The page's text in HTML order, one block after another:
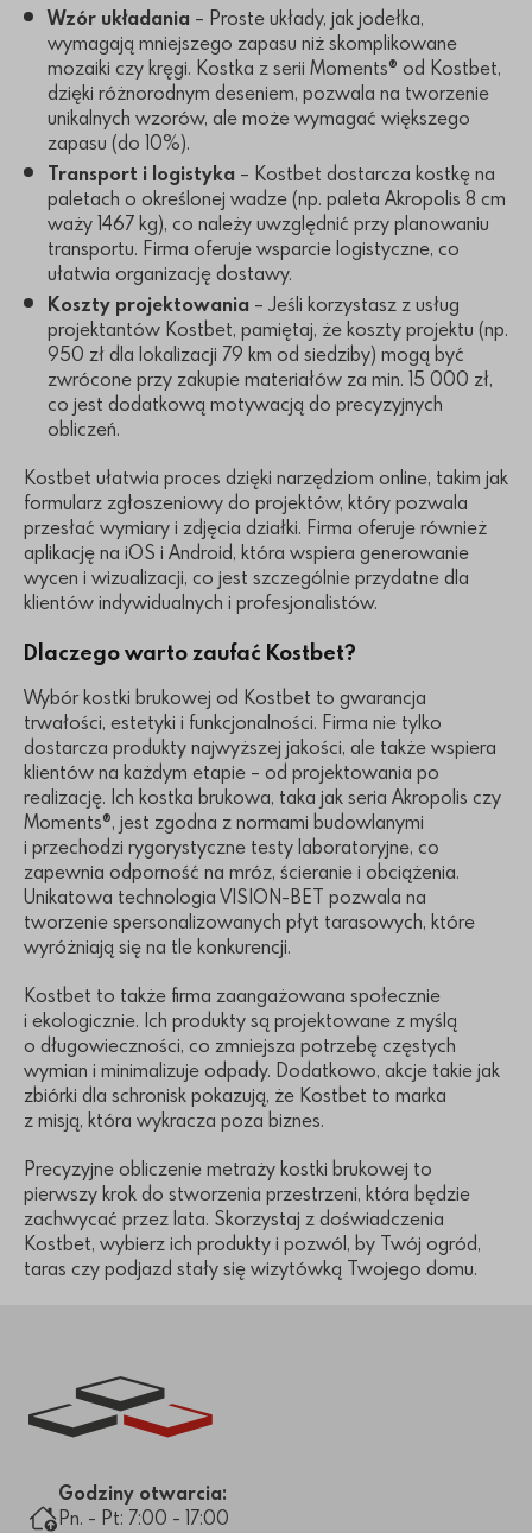
Wzór układania – Proste układy, jak jodełka,
wymagają mniejszego zapasu niż skomplikowane
mozaiki czy kręgi. Kostka z serii Moments® od Kostbet,
dzięki różnorodnym deseniem, pozwala na tworzenie
unikalnych wzorów, ale może wymagać większego
zapasu (do 10%).
Transport i logistyka – Kostbet dostarcza kostkę na
paletach o określonej wadze (np. paleta Akropolis 8 cm
waży 1467 kg), co należy uwzględnić przy planowaniu
transportu. Firma oferuje wsparcie logistyczne, co
ułatwia organizację dostawy.
Koszty projektowania – Jeśli korzystasz z usług
projektantów Kostbet, pamiętaj, że koszty projektu (np.
950 zł dla lokalizacji 79 km od siedziby) mogą być
zwrócone przy zakupie materiałów za min. 15 000 zł,
co jest dodatkową motywacją do precyzyjnych
obliczeń.
Kostbet ułatwia proces dzięki narzędziom online, takim jak
formularz zgłoszeniowy do projektów, który pozwala
przesłać wymiary i zdjęcia działki. Firma oferuje również
aplikację na iOS i Android, która wspiera generowanie
wycen i wizualizacji, co jest szczególnie przydatne dla
klientów indywidualnych i profesjonalistów.
Dlaczego warto zaufać Kostbet?
Wybór kostki brukowej od Kostbet to gwarancja
trwałości, estetyki i funkcjonalności. Firma nie tylko
dostarcza produkty najwyższej jakości, ale także wspiera
klientów na każdym etapie – od projektowania po
realizację. Ich kostka brukowa, taka jak seria Akropolis czy
Moments®, jest zgodna z normami budowlanymi
i przechodzi rygorystyczne testy laboratoryjne, co
zapewnia odporność na mróz, ścieranie i obciążenia.
Unikatowa technologia VISION-BET pozwala na
tworzenie spersonalizowanych płyt tarasowych, które
wyróżniają się na tle konkurencji.
Kostbet to także firma zaangażowana społecznie
i ekologicznie. Ich produkty są projektowane z myślą
o długowieczności, co zmniejsza potrzebę częstych
wymian i minimalizuje odpady. Dodatkowo, akcje takie jak
zbiórki dla schronisk pokazują, że Kostbet to marka
z misją, która wykracza poza biznes.
Precyzyjne obliczenie metraży kostki brukowej to
pierwszy krok do stworzenia przestrzeni, która będzie
zachwycać przez lata. Skorzystaj z doświadczenia
Kostbet, wybierz ich produkty i pozwól, by Twój ogród,
taras czy podjazd stały się wizytówką Twojego domu.
Link do strony głównej
Godziny otwarcia:
Pn. - Pt: 7:00 - 17:00